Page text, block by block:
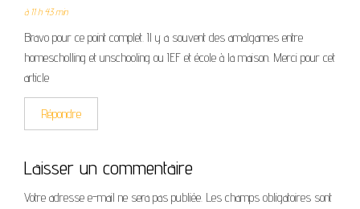
à 11 h 43 min
Bravo pour ce point complet. Il y a souvent des amalgames entre
homescholling et unschooling ou IEF et école à la maison. Merci pour cet
article
Répondre
Laisser un commentaire
Votre adresse e-mail ne sera pas publiée. Les champs obligatoires sont